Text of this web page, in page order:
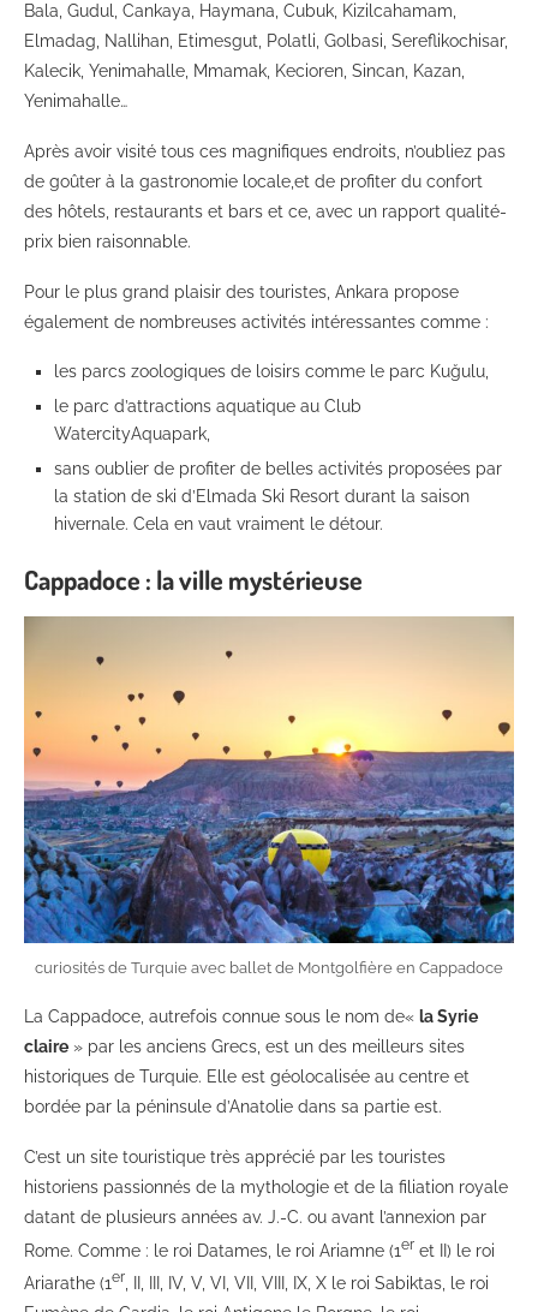
Bala, Gudul, Cankaya, Haymana, Cubuk, Kizilcahamam,
Elmadag, Nallihan, Etimesgut, Polatli, Golbasi, Sereflikochisar,
Kalecik, Yenimahalle, Mmamak, Kecioren, Sincan, Kazan,
Yenimahalle…
Après avoir visité tous ces magnifiques endroits, n’oubliez pas
de goûter à la gastronomie locale,et de profiter du confort
des hôtels, restaurants et bars et ce, avec un rapport qualité-
prix bien raisonnable.
Pour le plus grand plaisir des touristes, Ankara propose
également de nombreuses activités intéressantes comme :
les parcs zoologiques de loisirs comme le parc Kuğulu,
le parc d’attractions aquatique au Club
WatercityAquapark,
sans oublier de profiter de belles activités proposées par
la station de ski d’Elmada Ski Resort durant la saison
hivernale. Cela en vaut vraiment le détour.
Cappadoce : la ville mystérieuse
curiosités de Turquie avec ballet de Montgolfière en Cappadoce
La Cappadoce, autrefois connue sous le nom de« la Syrie
claire » par les anciens Grecs, est un des meilleurs sites
historiques de Turquie. Elle est géolocalisée au centre et
bordée par la péninsule d’Anatolie dans sa partie est.
C’est un site touristique très apprécié par les touristes
historiens passionnés de la mythologie et de la filiation royale
datant de plusieurs années av. J.-C. ou avant l’annexion par
Rome. Comme : le roi Datames, le roi Ariamne (1er et II) le roi
Ariarathe (1er , II, III, IV, V, VI, VII, VIII, IX, X le roi Sabiktas, le roi